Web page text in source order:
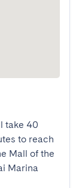
take 40
to reach
Mall of the
Marina